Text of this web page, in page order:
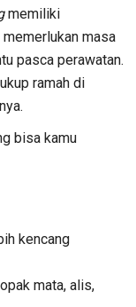
memiliki
masa
pasca perawatan.
ramah di
bisa kamu
kencang
mata, alis,